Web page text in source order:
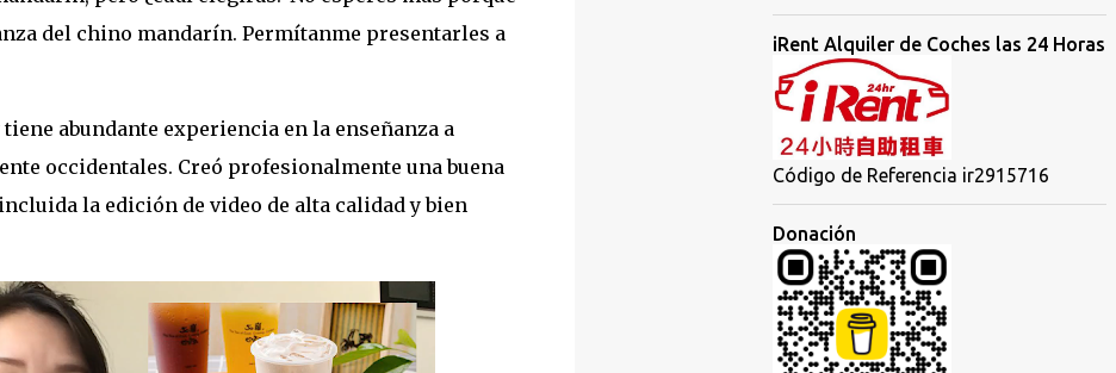
del chino mandarín. Permítanme presentarles a
abundante experiencia en la enseñanza a
occidentales. Creó profesionalmente una buena
la edición de video de alta calidad y bien
iRent Alquiler de Coches las 24 Horas
Código de Referencia ir2915716
Donación